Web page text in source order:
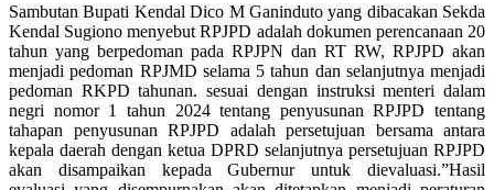
Sambutan Bupati Kendal Dico M Ganinduto yang dibacakan Sekda
Kendal Sugiono menyebut RPJPD adalah dokumen perencanaan 20
tahun yang berpedoman pada RPJPN dan RT RW, RPJPD akan
menjadi pedoman RPJMD selama 5 tahun dan selanjutnya menjadi
pedoman RKPD tahunan. sesuai dengan instruksi menteri dalam
negri nomor 1 tahun 2024 tentang penyusunan RPJPD tentang
tahapan penyusunan RPJPD adalah persetujuan bersama antara
kepala daerah dengan ketua DPRD selanjutnya persetujuan RPJPD
akan disampaikan kepada Gubernur untuk dievaluasi.”Hasil